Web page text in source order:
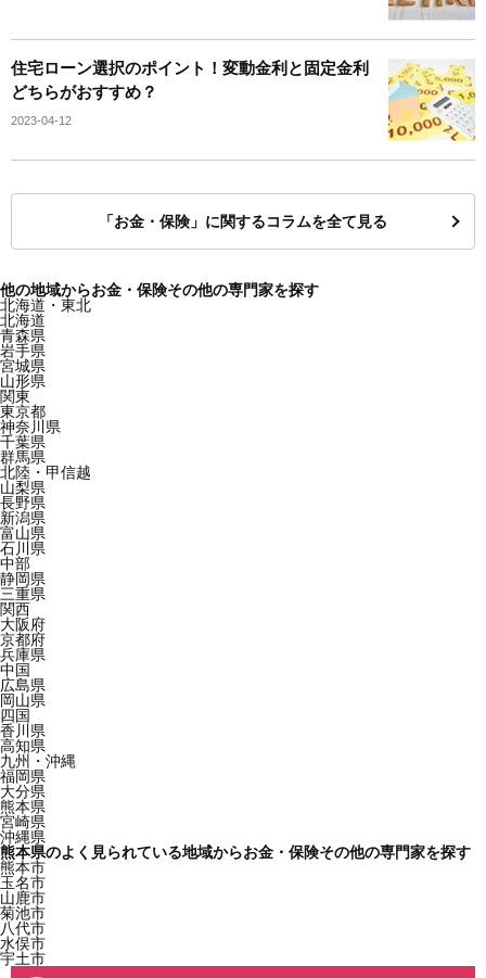
住宅ローン選択のポイント！変動金利と固定金利
どちらがおすすめ？
2023-04-12
「お金・保険」に関するコラムを全て見る
他の地域からお金・保険その他の専門家を探す
北海道・東北
北海道
青森県
岩手県
宮城県
山形県
関東
東京都
神奈川県
千葉県
群馬県
北陸・甲信越
山梨県
長野県
新潟県
富山県
石川県
中部
静岡県
三重県
関西
大阪府
京都府
兵庫県
中国
広島県
岡山県
四国
香川県
高知県
九州・沖縄
福岡県
大分県
熊本県
宮崎県
沖縄県
熊本県のよく見られている地域からお金・保険その他の専門家を探す
熊本市
玉名市
山鹿市
菊池市
八代市
水俣市
宇土市